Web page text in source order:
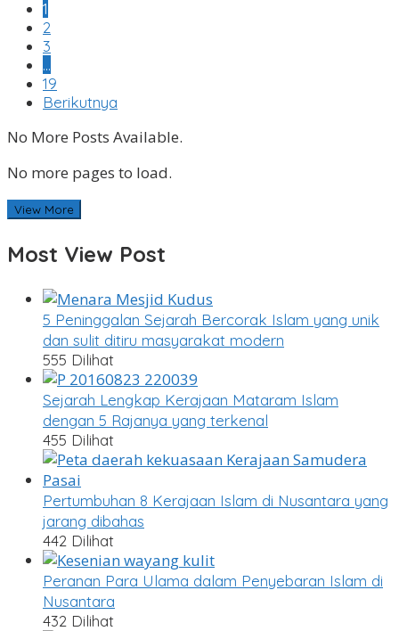
1
2
3
…
19
Berikutnya
No More Posts Available.
No more pages to load.
View More
Most View Post
5 Peninggalan Sejarah Bercorak Islam yang unik
dan sulit ditiru masyarakat modern
555 Dilihat
Sejarah Lengkap Kerajaan Mataram Islam
dengan 5 Rajanya yang terkenal
455 Dilihat
Pertumbuhan 8 Kerajaan Islam di Nusantara yang
jarang dibahas
442 Dilihat
Peranan Para Ulama dalam Penyebaran Islam di
Nusantara
432 Dilihat